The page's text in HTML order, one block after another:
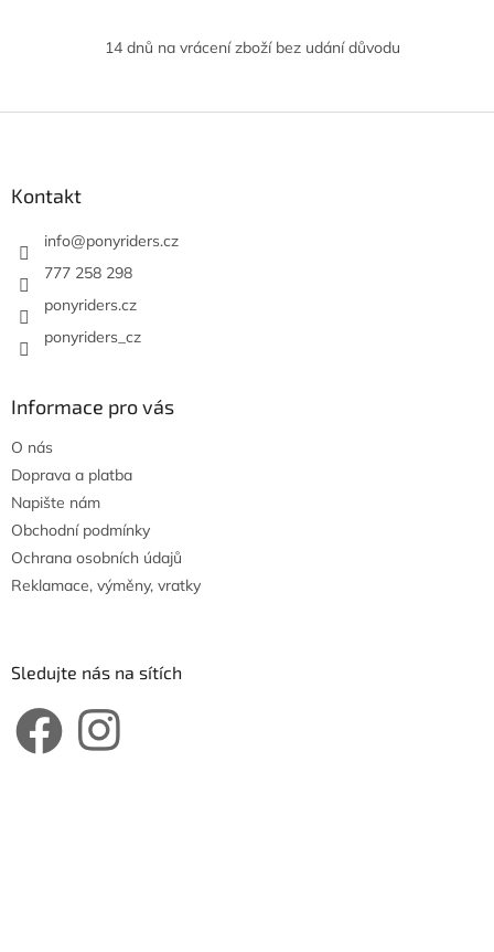
d
í
14 dnů na vrácení zboží bez udání důvodu
Kontakt
info@ponyriders.cz
777 258 298
ponyriders.cz
ponyriders_cz
Informace pro vás
O nás
Doprava a platba
Napište nám
Obchodní podmínky
Ochrana osobních údajů
Reklamace, výměny, vratky
Sledujte nás na sítích